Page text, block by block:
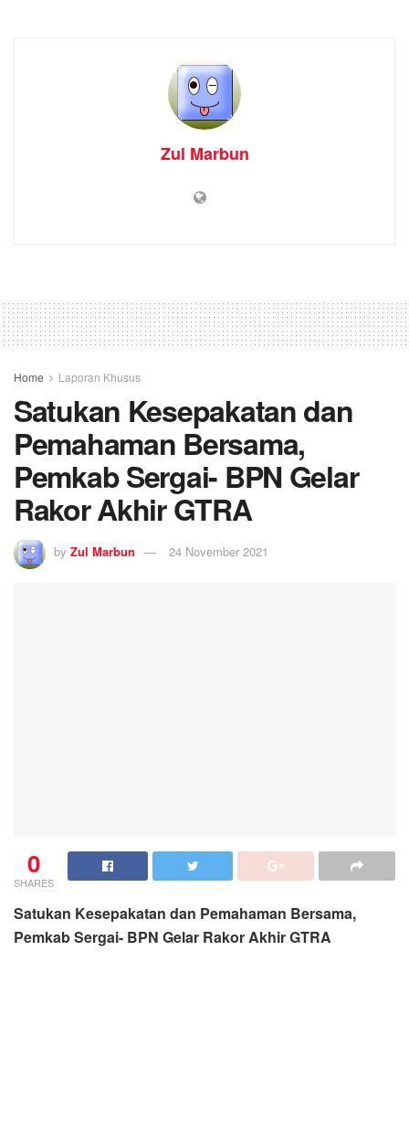
Zul Marbun
Home Laporan Khusus
Satukan Kesepakatan dan
Pemahaman Bersama,
Pemkab Sergai- BPN Gelar
Rakor Akhir GTRA
by Zul Marbun 24 November 2021
0
SHARES
Satukan Kesepakatan dan Pemahaman Bersama,
Pemkab Sergai- BPN Gelar Rakor Akhir GTRA